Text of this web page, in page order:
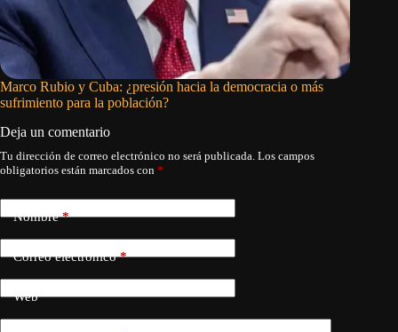
Marco Rubio y Cuba: ¿presión hacia la democracia o más
sufrimiento para la población?
Deja un comentario
Tu dirección de correo electrónico no será publicada. Los campos
obligatorios están marcados con *
Nombre*
Correo electrónico*
Web